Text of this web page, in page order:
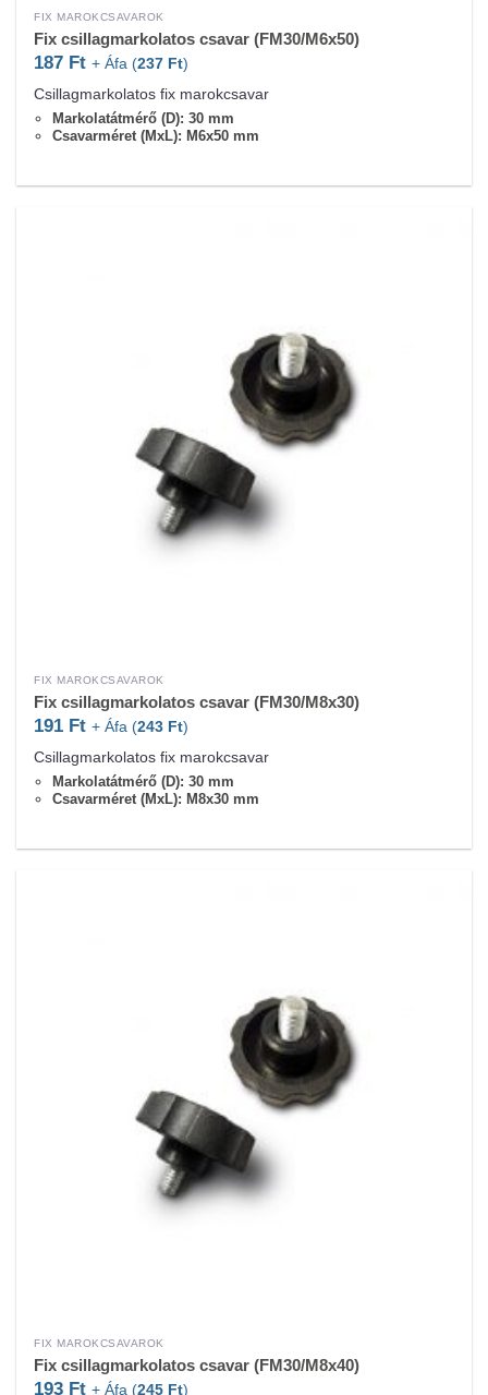
FIX MAROKCSAVAROK
Fix csillagmarkolatos csavar (FM30/M6x50)
187 Ft + Áfa (237 Ft)
Csillagmarkolatos fix marokcsavar
Markolatátmérő (D): 30 mm
Csavarméret (MxL): M6x50 mm
FIX MAROKCSAVAROK
Fix csillagmarkolatos csavar (FM30/M8x30)
191 Ft + Áfa (243 Ft)
Csillagmarkolatos fix marokcsavar
Markolatátmérő (D): 30 mm
Csavarméret (MxL): M8x30 mm
FIX MAROKCSAVAROK
Fix csillagmarkolatos csavar (FM30/M8x40)
193 Ft + Áfa (245 Ft)